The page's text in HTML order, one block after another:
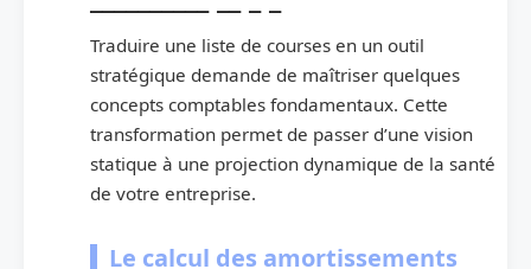
Traduire une liste de courses en un outil
stratégique demande de maîtriser quelques
concepts comptables fondamentaux. Cette
transformation permet de passer d’une vision
statique à une projection dynamique de la santé
de votre entreprise.
Le calcul des amortissements